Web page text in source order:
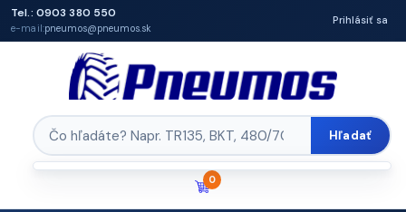
Tel.: 0903 380 550
e-mail:pneumos@pneumos.sk
Prihlásiť sa
Hľadať
0